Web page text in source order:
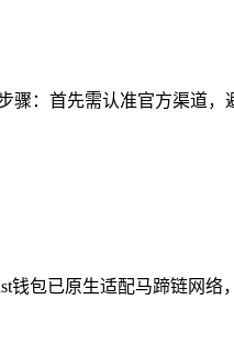
：首先需认准官方渠道
钱包已原生适配马蹄链网络